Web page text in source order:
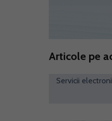
Articole pe
Servicii